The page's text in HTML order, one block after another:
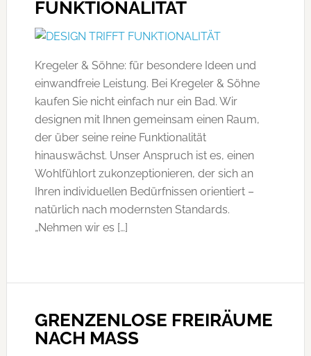
FUNKTIONALITÄT
Kregeler & Söhne: für besondere Ideen und
einwandfreie Leistung. Bei Kregeler & Söhne
kaufen Sie nicht einfach nur ein Bad. Wir
designen mit Ihnen gemeinsam einen Raum,
der über seine reine Funktionalität
hinauswächst. Unser Anspruch ist es, einen
Wohlfühlort zukonzeptionieren, der sich an
Ihren individuellen Bedürfnissen orientiert –
natürlich nach modernsten Standards.
„Nehmen wir es […]
GRENZENLOSE FREIRÄUME
NACH MASS